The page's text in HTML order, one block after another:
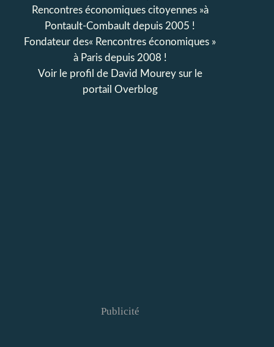
Rencontres économiques citoyennes »à
Pontault-Combault depuis 2005 !
Fondateur des« Rencontres économiques »
à Paris depuis 2008 !
Voir le profil de David Moureysur le
portail Overblog
Publicité